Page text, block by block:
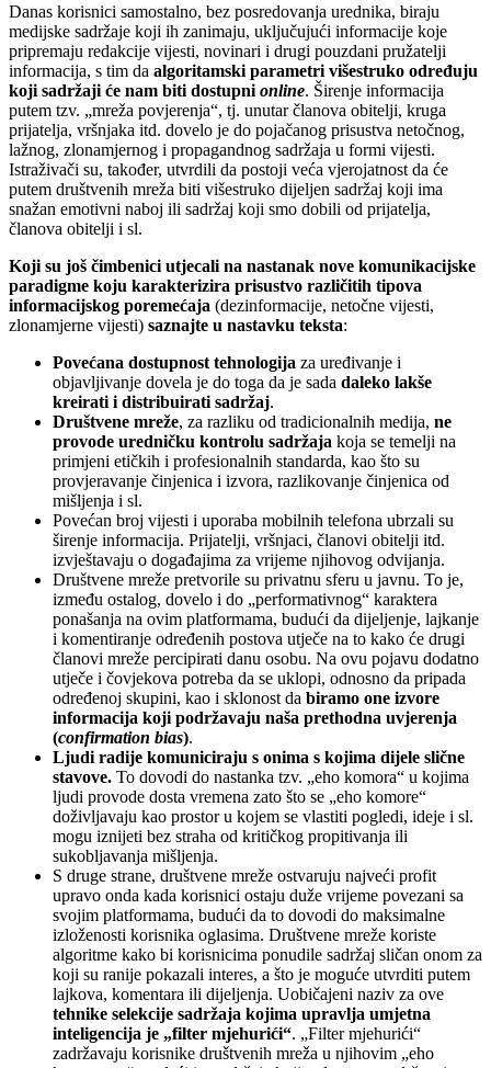
Danas korisnici samostalno, bez posredovanja urednika, biraju
medijske sadržaje koji ih zanimaju, uključujući informacije koje
pripremaju redakcije vijesti, novinari i drugi pouzdani pružatelji
informacija, s tim da algoritamski parametri višestruko određuju
koji sadržaji će nam biti dostupni online. Širenje informacija
putem tzv. „mreža povjerenja“, tj. unutar članova obitelji, kruga
prijatelja, vršnjaka itd. dovelo je do pojačanog prisustva netočnog,
lažnog, zlonamjernog i propagandnog sadržaja u formi vijesti.
Istraživači su, također, utvrdili da postoji veća vjerojatnost da će
putem društvenih mreža biti višestruko dijeljen sadržaj koji ima
snažan emotivni naboj ili sadržaj koji smo dobili od prijatelja,
članova obitelji i sl.
Koji su još čimbenici utjecali na nastanak nove komunikacijske
paradigme koju karakterizira prisustvo različitih tipova
informacijskog poremećaja (dezinformacije, netočne vijesti,
zlonamjerne vijesti) saznajte u nastavku teksta:
Povećana dostupnost tehnologija za uređivanje i
objavljivanje dovela je do toga da je sada daleko lakše
kreirati i distribuirati sadržaj.
Društvene mreže, za razliku od tradicionalnih medija, ne
provode uredničku kontrolu sadržaja koja se temelji na
primjeni etičkih i profesionalnih standarda, kao što su
provjeravanje činjenica i izvora, razlikovanje činjenica od
mišljenja i sl.
Povećan broj vijesti i uporaba mobilnih telefona ubrzali su
širenje informacija. Prijatelji, vršnjaci, članovi obitelji itd.
izvještavaju o događajima za vrijeme njihovog odvijanja.
Društvene mreže pretvorile su privatnu sferu u javnu. To je,
između ostalog, dovelo i do „performativnog“ karaktera
ponašanja na ovim platformama, budući da dijeljenje, lajkanje
i komentiranje određenih postova utječe na to kako će drugi
članovi mreže percipirati danu osobu. Na ovu pojavu dodatno
utječe i čovjekova potreba da se uklopi, odnosno da pripada
određenoj skupini, kao i sklonost da biramo one izvore
informacija koji podržavaju naša prethodna uvjerenja
(confirmation bias).
Ljudi radije komuniciraju s onima s kojima dijele slične
stavove. To dovodi do nastanka tzv. „eho komora“ u kojima
ljudi provode dosta vremena zato što se „eho komore“
doživljavaju kao prostor u kojem se vlastiti pogledi, ideje i sl.
mogu iznijeti bez straha od kritičkog propitivanja ili
sukobljavanja mišljenja.
S druge strane, društvene mreže ostvaruju najveći profit
upravo onda kada korisnici ostaju duže vrijeme povezani sa
svojim platformama, budući da to dovodi do maksimalne
izloženosti korisnika oglasima. Društvene mreže koriste
algoritme kako bi korisnicima ponudile sadržaj sličan onom za
koji su ranije pokazali interes, a što je moguće utvrditi putem
lajkova, komentara ili dijeljenja. Uobičajeni naziv za ove
tehnike selekcije sadržaja kojima upravlja umjetna
inteligencija je „filter mjehurići“. „Filter mjehurići“
zadržavaju korisnike društvenih mreža u njihovim „eho